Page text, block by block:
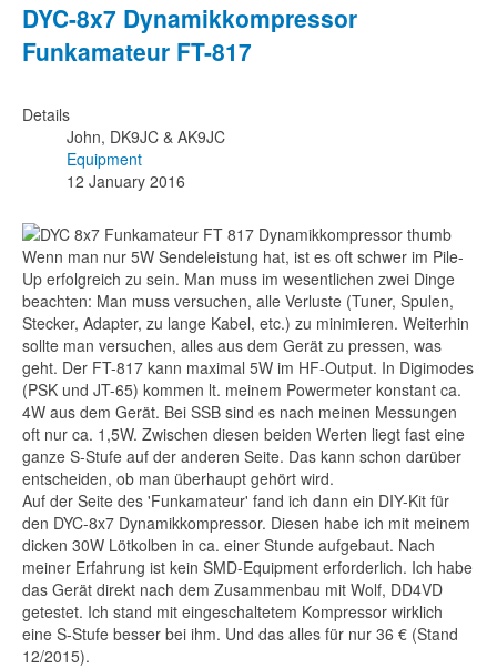
DYC-8x7 Dynamikkompressor
Funkamateur FT-817
Details
John, DK9JC & AK9JC
Equipment
12 January 2016
Wenn man nur 5W Sendeleistung hat, ist es oft schwer im Pile-
Up erfolgreich zu sein. Man muss im wesentlichen zwei Dinge
beachten: Man muss versuchen, alle Verluste (Tuner, Spulen,
Stecker, Adapter, zu lange Kabel, etc.) zu minimieren. Weiterhin
sollte man versuchen, alles aus dem Gerät zu pressen, was
geht. Der FT-817 kann maximal 5W im HF-Output. In Digimodes
(PSK und JT-65) kommen lt. meinem Powermeter konstant ca.
4W aus dem Gerät. Bei SSB sind es nach meinen Messungen
oft nur ca. 1,5W. Zwischen diesen beiden Werten liegt fast eine
ganze S-Stufe auf der anderen Seite. Das kann schon darüber
entscheiden, ob man überhaupt gehört wird.
Auf der Seite des 'Funkamateur' fand ich dann ein DIY-Kit für
den DYC-8x7 Dynamikkompressor. Diesen habe ich mit meinem
dicken 30W Lötkolben in ca. einer Stunde aufgebaut. Nach
meiner Erfahrung ist kein SMD-Equipment erforderlich. Ich habe
das Gerät direkt nach dem Zusammenbau mit Wolf, DD4VD
getestet. Ich stand mit eingeschaltetem Kompressor wirklich
eine S-Stufe besser bei ihm. Und das alles für nur 36 € (Stand
12/2015).